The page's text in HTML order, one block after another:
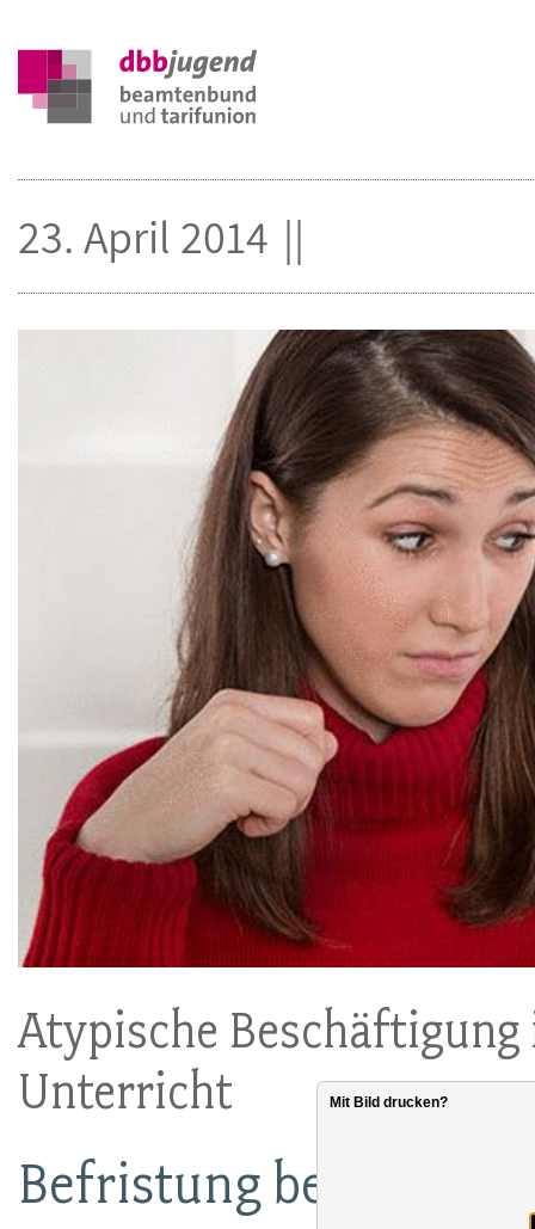
Atypische
Unterricht
Befristung betrifft vor
23. April 2014
Mit Bild drucken?